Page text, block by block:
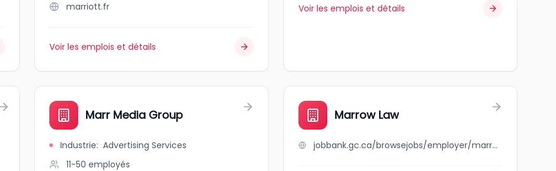
marriott.fr
Voir les emplois et détails
Voir les emplois et détails
Marr Media Group
Industrie: Advertising Services
11-50 employés
Marrow Law
jobbank.gc.ca/browsejobs/employer/marrow+law/ca